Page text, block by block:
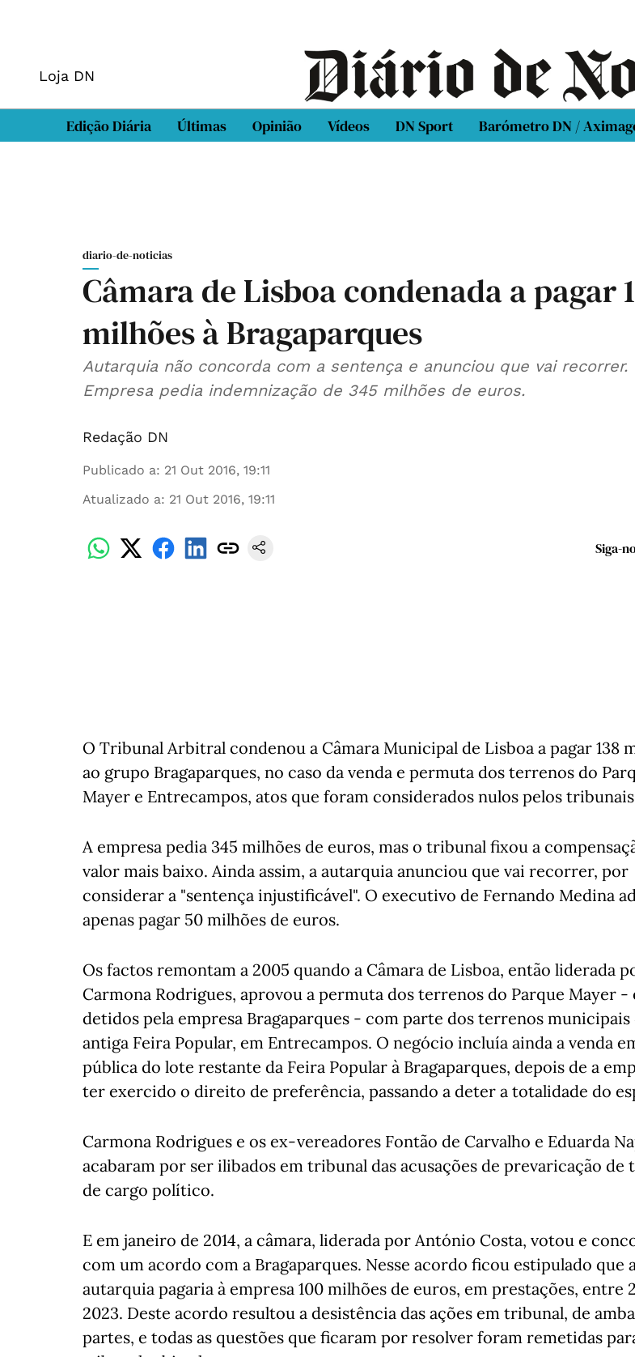
Loja DN
Edição Diária Últimas Opinião Vídeos DN Sport Barómetro DN /
diario-de-noticias
Câmara de Lisboa condenada a pagar
milhões à Bragaparques
Autarquia não concorda com a sentença e anunciou que vai recorrer.
Empresa pedia indemnização de 345 milhões de euros.
Redação DN
Publicado a: 21 Out 2016, 19:11
Atualizado a: 21 Out 2016, 19:11
Siga-
O Tribunal Arbitral condenou a Câmara Municipal de Lisboa a pagar 138
ao grupo Bragaparques, no caso da venda e permuta dos terrenos do
Mayer e Entrecampos, atos que foram considerados nulos pelos
A empresa pedia 345 milhões de euros, mas o tribunal fixou a
valor mais baixo. Ainda assim, a autarquia anunciou que vai recorrer, por
considerar a "sentença injustificável". O executivo de Fernando Medina
apenas pagar 50 milhões de euros.
Os factos remontam a 2005 quando a Câmara de Lisboa, então liderada
Carmona Rodrigues, aprovou a permuta dos terrenos do Parque Mayer -
detidos pela empresa Bragaparques - com parte dos terrenos municipais
antiga Feira Popular, em Entrecampos. O negócio incluía ainda a venda
pública do lote restante da Feira Popular à Bragaparques, depois de a
ter exercido o direito de preferência, passando a deter a totalidade do
Carmona Rodrigues e os ex-vereadores Fontão de Carvalho e Eduarda
acabaram por ser ilibados em tribunal das acusações de prevaricação de
de cargo político.
E em janeiro de 2014, a câmara, liderada por António Costa, votou e
com um acordo com a Bragaparques. Nesse acordo ficou estipulado que
autarquia pagaria à empresa 100 milhões de euros, em prestações, entre
2023. Deste acordo resultou a desistência das ações em tribunal, de
partes, e todas as questões que ficaram por resolver foram remetidas